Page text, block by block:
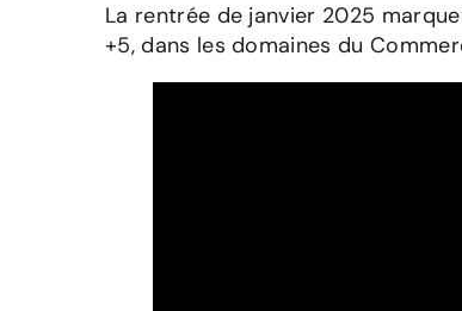
La rentrée de janvier 2025
+5, dans les domaines du